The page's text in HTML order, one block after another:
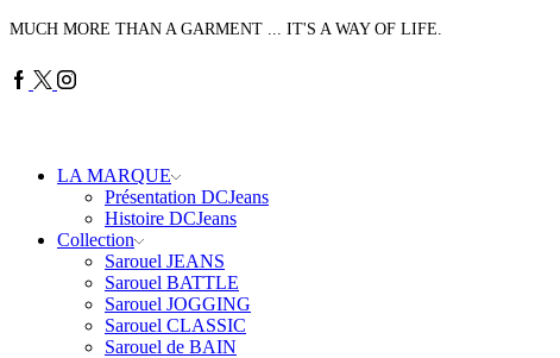
MUCH MORE THAN A GARMENT ... IT'S A WAY OF LIFE.
Facebook
TwitterInstagram
LA MARQUE
Présentation DCJeans
Histoire DCJeans
Collection
Sarouel JEANS
Sarouel BATTLE
Sarouel JOGGING
Sarouel CLASSIC
Sarouel de BAIN